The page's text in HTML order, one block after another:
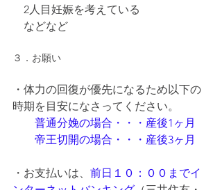
2人目妊娠を考えている
などなど
３．お願い
・体力の回復が優先になるため以下の
時期を目安になさってください。
普通分娩の場合・・・産後1ヶ月
帝王切開の場合・・・産後3ヶ月
・お支払いは、 前日１０：００までイ